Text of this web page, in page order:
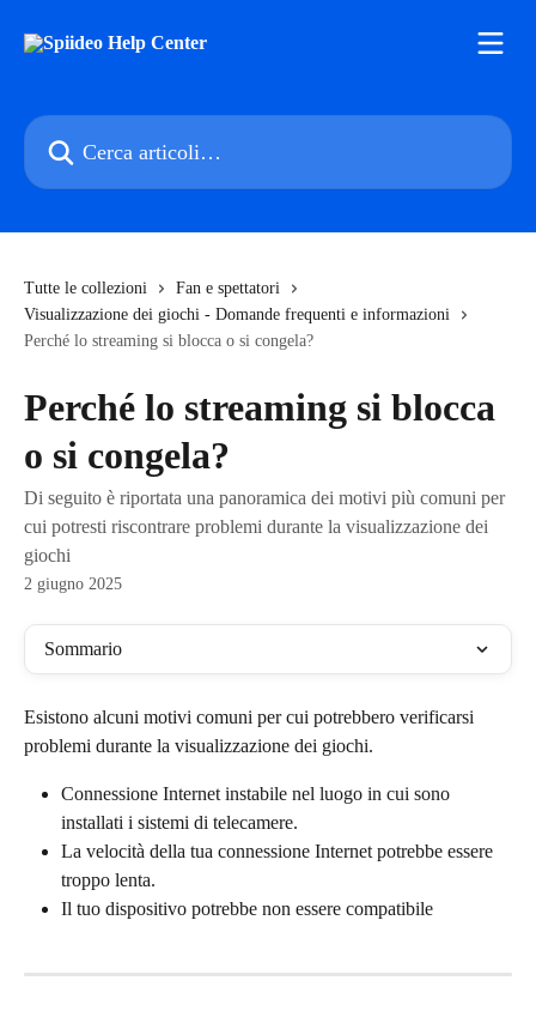
Cerca articoli…
Tutte le collezioni
Fan e spettatori
Visualizzazione dei giochi - Domande frequenti e informazioni
Perché lo streaming si blocca o si congela?
Perché lo streaming si blocca
o si congela?
Di seguito è riportata una panoramica dei motivi più comuni per
cui potresti riscontrare problemi durante la visualizzazione dei
giochi
2 giugno 2025
Sommario
Esistono alcuni motivi comuni per cui potrebbero verificarsi
problemi durante la visualizzazione dei giochi.
Connessione Internet instabile nel luogo in cui sono
installati i sistemi di telecamere.
La velocità della tua connessione Internet potrebbe essere
troppo lenta.
Il tuo dispositivo potrebbe non essere compatibile